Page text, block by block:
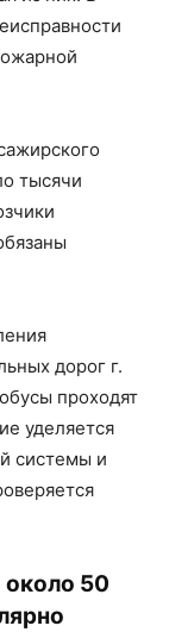
тысячи
дорог г.
проходят
уделяется
системы и
50